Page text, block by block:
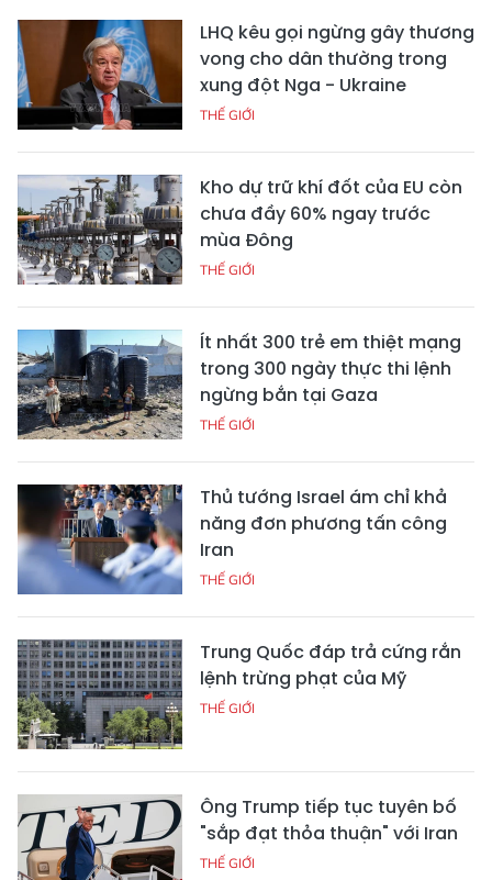
LHQ kêu gọi ngừng gây thương
vong cho dân thường trong
xung đột Nga - Ukraine
THẾ GIỚI
Kho dự trữ khí đốt của EU còn
chưa đầy 60% ngay trước
mùa Đông
THẾ GIỚI
Ít nhất 300 trẻ em thiệt mạng
trong 300 ngày thực thi lệnh
ngừng bắn tại Gaza
THẾ GIỚI
Thủ tướng Israel ám chỉ khả
năng đơn phương tấn công
Iran
THẾ GIỚI
Trung Quốc đáp trả cứng rắn
lệnh trừng phạt của Mỹ
THẾ GIỚI
Ông Trump tiếp tục tuyên bố
"sắp đạt thỏa thuận" với Iran
THẾ GIỚI